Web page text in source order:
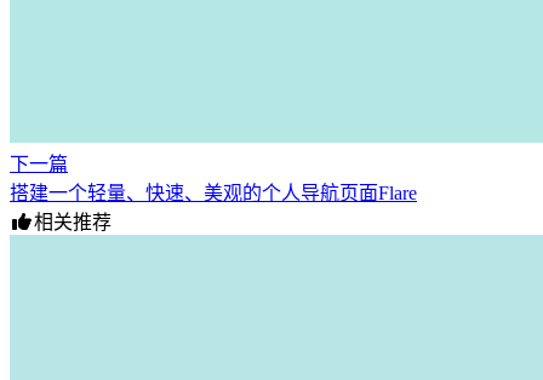
下一篇
搭建一个轻量、快速、美观的个人导航页面Flare
相关推荐